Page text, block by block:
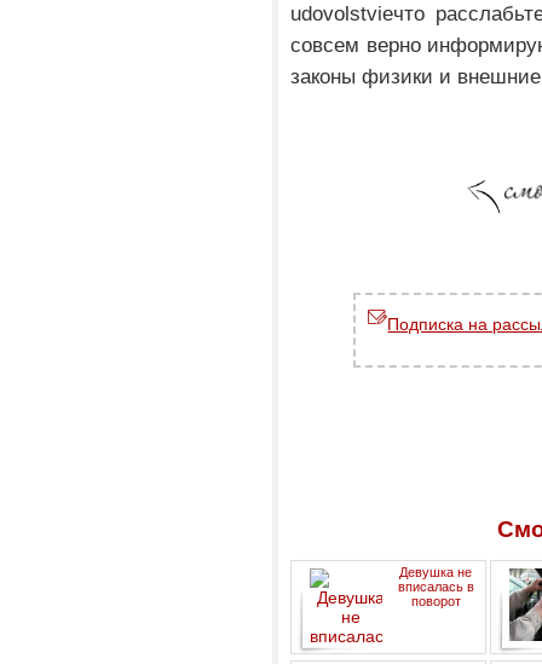
udovolstvieчто
совсем верно
законы физики и внешние
Подписка на
Девушка не
вписалась в
поворот